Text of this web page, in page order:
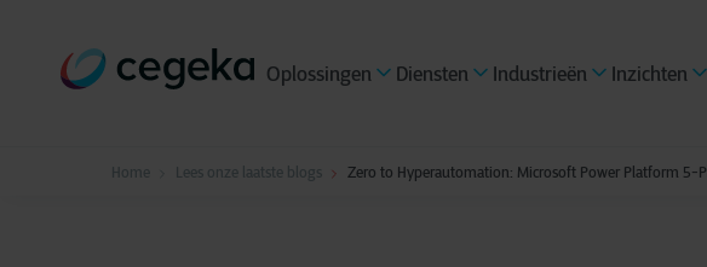
Oplossingen Diensten Industrieën Inzichten
Home Lees onze laatste blogs Zero to Hyperautomation: Microsoft Power Platform 5-